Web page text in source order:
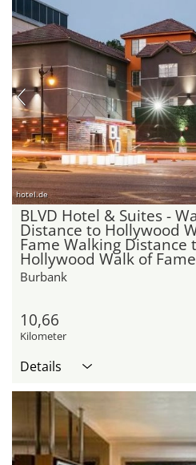
hotel.de
BLVD Hotel & Suites -
Distance to Hollywood
Fame Walking Distance
Hollywood Walk of Fame
Burbank
10,66
Kilometer
Details